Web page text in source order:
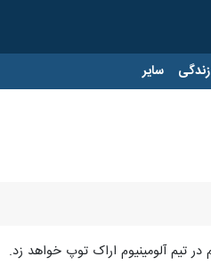
زندگی سایر